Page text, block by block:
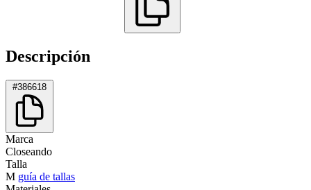
Descripción
#386618
Marca
Closeando
Talla
M guía de tallas